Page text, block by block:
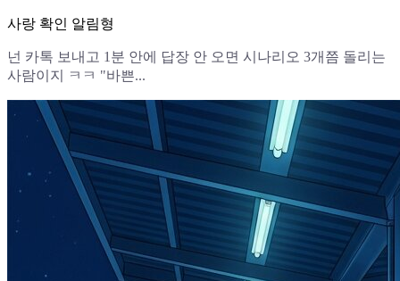
사랑 확인 알림형
넌 카톡 보내고 1분 안에 답장 안 오면 시나리오 3개쯤 돌리는
사람이지 ㅋㅋ "바쁜...